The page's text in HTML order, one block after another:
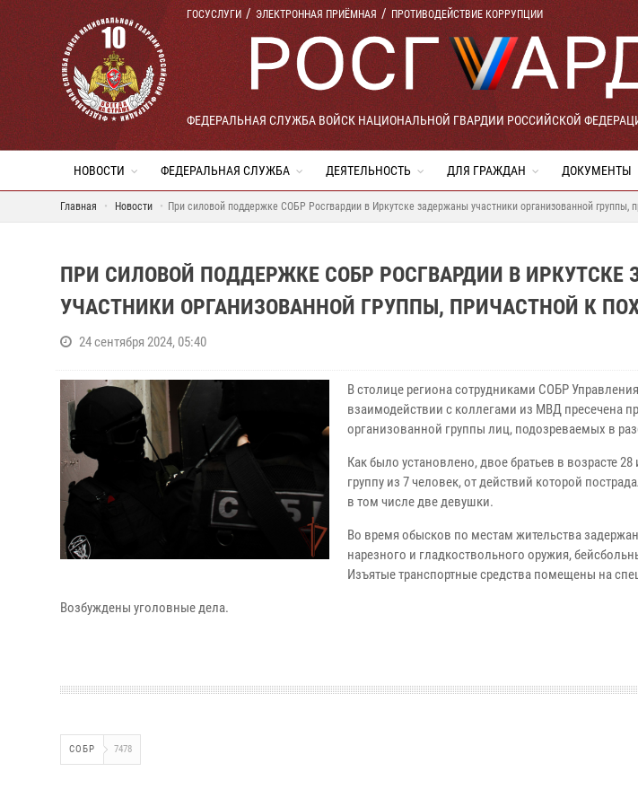
ГОСУСЛУГИ ЭЛЕКТРОННАЯ ПРИЁМНАЯ ПРОТИВОДЕЙСТВИЕ КОРРУПЦИИ
ФЕДЕРАЛЬНАЯ СЛУЖБА ВОЙСК НАЦИОНАЛЬНОЙ ГВАРДИИ РОССИЙСКОЙ
НОВОСТИ ФЕДЕРАЛЬНАЯ СЛУЖБА ДЕЯТЕЛЬНОСТЬ ДЛЯ ГРАЖДАН ДОКУМЕНТЫ
Главная Новости При силовой поддержке СОБР Росгвардии в Иркутске задержаны участники организованной группы,
ПРИ СИЛОВОЙ ПОДДЕРЖКЕ СОБР РОСГВАРДИИ В ИРКУТСКЕ
УЧАСТНИКИ ОРГАНИЗОВАННОЙ ГРУППЫ, ПРИЧАСТНОЙ К
24 сентября 2024, 05:40
В столице региона сотрудниками СОБР
взаимодействии с коллегами из МВД пресечена
организованной группы лиц, подозреваемых в
Как было установлено, двое братьев в возрасте
группу из 7 человек, от действий которой
в том числе две девушки.
Во время обысков по местам жительства
нарезного и гладкоствольного оружия,
Изъятые транспортные средства помещены на
Возбуждены уголовные дела.
СОБР 7478